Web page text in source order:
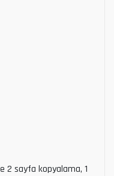
2 sayfa kopyalama, 1